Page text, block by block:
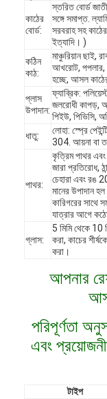
বাড়ি
কাঠের
বোর্ড:
স্তরিত বোর্ড
সঙ্গে সমাপ্ত.
সরবরাহ সহ
ইত্যাদি। )
কঠিন
কাঠ:
মাঞ্চুরিয়ান ছাই,
আখরোট, পপলার,
হচ্ছে, আসল
প্লাস
উপাদান:
ফ্যাব্রিক:
জলরোধী কাপড়,
পিইউ, পিভিসি,
ধাতু:
লোহা: স্প্রে
304. আয়না বা
পাথর:
কৃত্রিম পাথর
জারা প্রতিরোধ,
চেহারা এবং রঙ
মানের উপাদান
কারিগরের সাথে
যাত্রার আগে
গ্লাস:
5 মিমি থেকে 10
করা, কাচের
করা।
আপনার
পরিপূর্ণতা
এবং
টাইপ